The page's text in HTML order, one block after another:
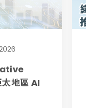
地區 AI